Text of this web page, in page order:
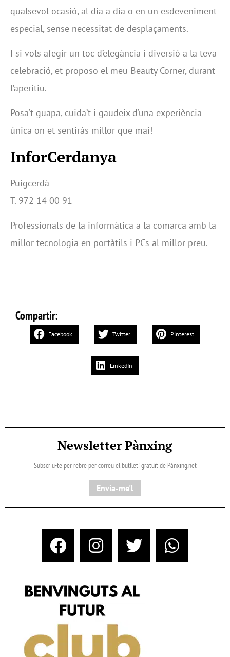
qualsevol ocasió, al dia a dia o en un esdeveniment
especial, sense necessitat de desplaçaments.
I si vols afegir un toc d’elegància i diversió a la teva
celebració, et proposo el meu Beauty Corner, durant
l’aperitiu.
Posa’t guapa, cuida’t i gaudeix d’una experiència
única on et sentiràs millor que mai!
InforCerdanya
Puigcerdà
T. 972 14 00 91
Professionals de la informàtica a la comarca amb la
millor tecnologia en portàtils i PCs al millor preu.
Compartir:
Facebook Twitter Pinterest
LinkedIn
Newsletter Pànxing
Subscriu-te per rebre per correu el butlletí gratuït de Pànxing.net​
Envia-me'l